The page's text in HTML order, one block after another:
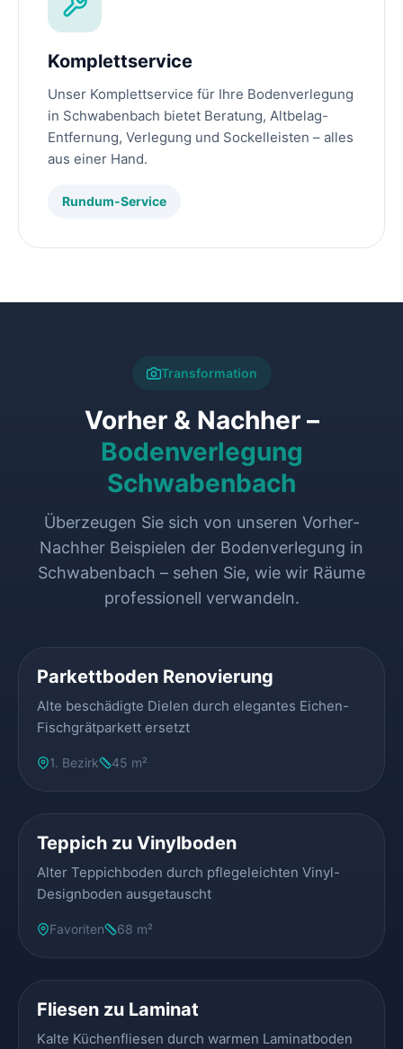
Komplettservice
Unser Komplettservice für Ihre Bodenverlegung
in Schwabenbach bietet Beratung, Altbelag-
Entfernung, Verlegung und Sockelleisten – alles
aus einer Hand.
Rundum-Service
Transformation
Vorher & Nachher –
Bodenverlegung
Schwabenbach
Überzeugen Sie sich von unseren Vorher-
Nachher Beispielen der Bodenverlegung in
Schwabenbach – sehen Sie, wie wir Räume
professionell verwandeln.
Parkettboden Renovierung
Alte beschädigte Dielen durch elegantes Eichen-
Fischgrätparkett ersetzt
1. Bezirk 45 m²
Teppich zu Vinylboden
Alter Teppichboden durch pflegeleichten Vinyl-
Designboden ausgetauscht
Favoriten 68 m²
Fliesen zu Laminat
Kalte Küchenfliesen durch warmen Laminatboden